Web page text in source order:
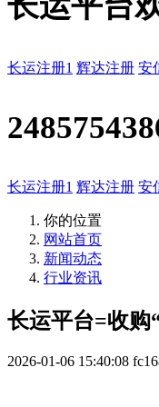
长运注册1 辉达注册 安
长运注册1 辉达注册 安
你的位置
网站首页
新闻动态
行业资讯
长运平台=收购
2026-01-06 15:40:08